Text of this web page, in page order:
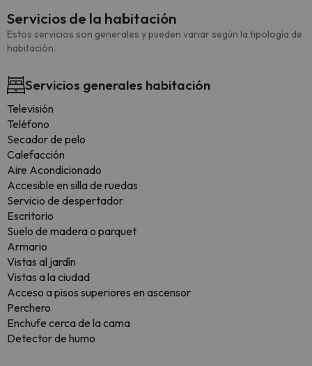
Servicios de la habitación
Estos servicios son generales y pueden variar según la tipología de
habitación.
Servicios generales habitación
Televisión
Teléfono
Secador de pelo
Calefacción
Aire Acondicionado
Accesible en silla de ruedas
Servicio de despertador
Escritorio
Suelo de madera o parquet
Armario
Vistas al jardín
Vistas a la ciudad
Acceso a pisos superiores en ascensor
Perchero
Enchufe cerca de la cama
Detector de humo